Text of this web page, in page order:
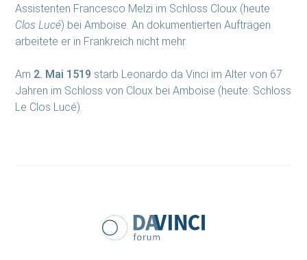
Assistenten Francesco Melzi im Schloss Cloux (heute
Clos Lucé) bei Amboise. An dokumentierten Aufträgen
arbeitete er in Frankreich nicht mehr.
Am 2. Mai 1519 starb Leonardo da Vinci im Alter von 67
Jahren im Schloss von Cloux bei Amboise (heute: Schloss
Le Clos Lucé).